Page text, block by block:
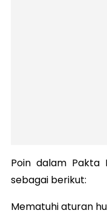
Poin dalam Pakta
sebagai berikut:
Mematuhi aturan